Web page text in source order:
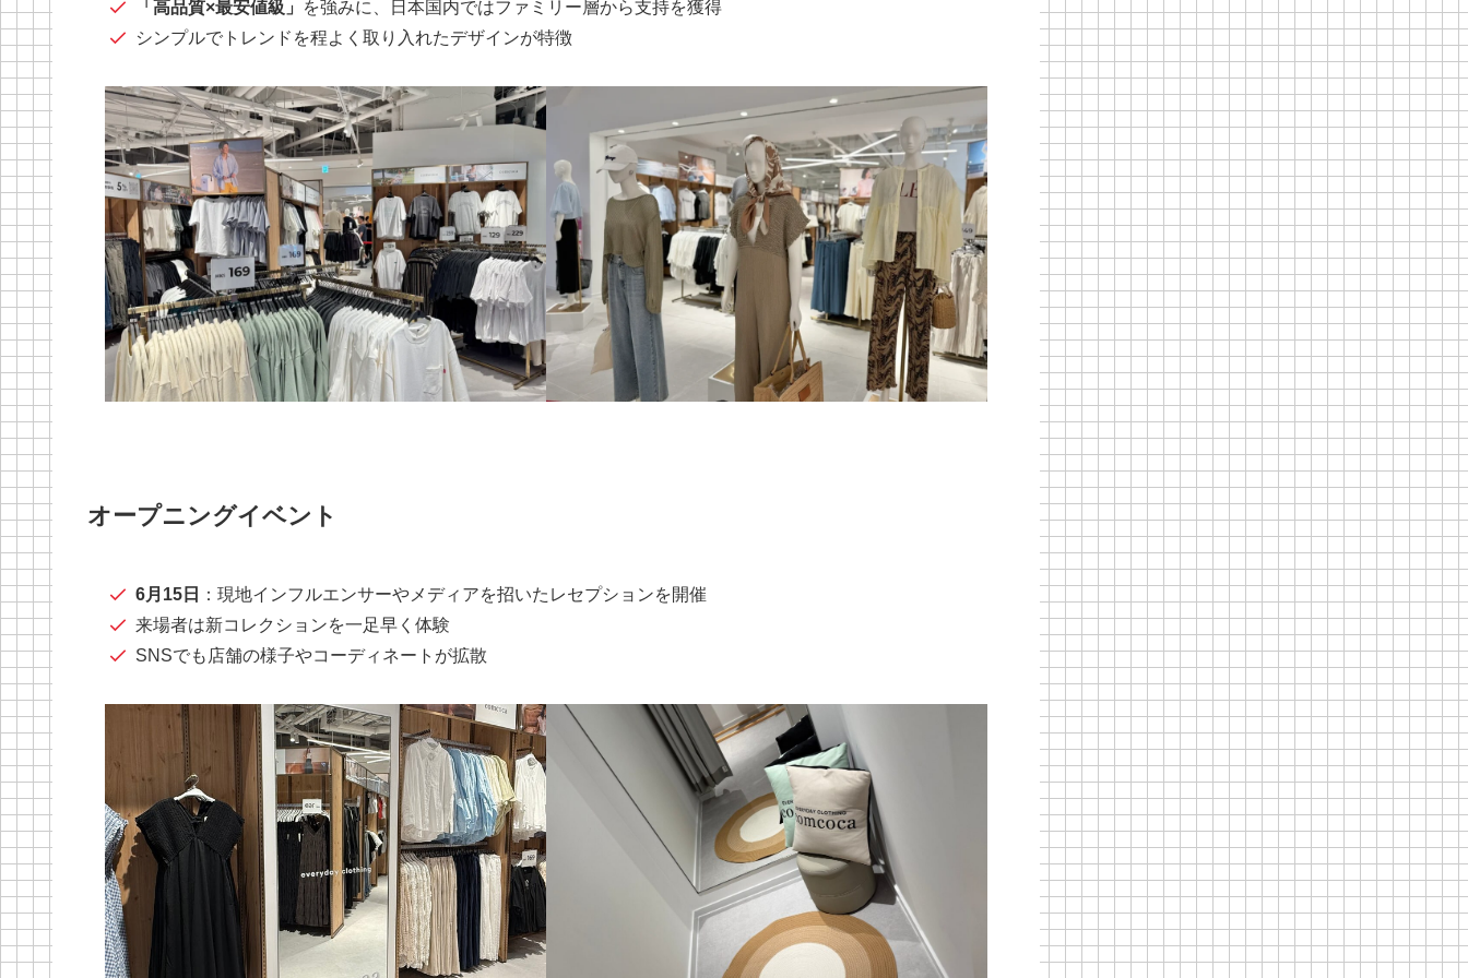
「高品質×最安値級」
を強みに、日本国内ではファミリー層から支持を獲得
シンプルでトレンドを程よく取り入れたデザインが特徴
オープニングイベント
6月15日
：現地インフルエンサーやメディアを招いたレセプションを開催
来場者は新コレクションを一足早く体験
SNSでも店舗の様子やコーディネートが拡散